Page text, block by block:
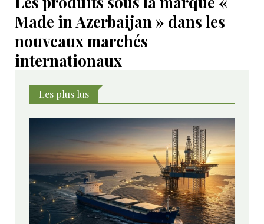
Made in Azerbaijan » dans les
nouveaux marchés
internationaux
Les plus lus